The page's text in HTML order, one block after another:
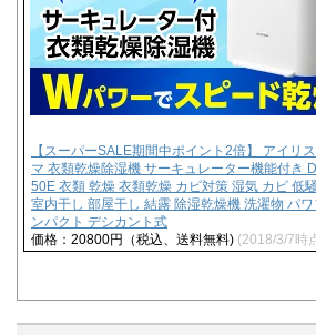
【スーパーSALE期間中ポイント2倍】 アイリ
マ 衣類乾燥除湿機 サーキュレーター機能付き
50E 衣類 乾燥 衣類乾燥 カビ対策 湿気 カビ 低
室内干し 部屋干し 結露 除湿乾燥機 洗濯物 パワ
ンパクト デシカント式
価格：20800円（税込、送料無料) (2018/3/7時